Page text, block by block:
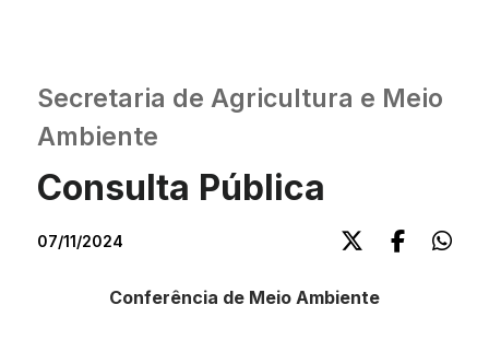
Secretaria de Agricultura e Meio
Ambiente
Consulta Pública
07/11/2024
Conferência de Meio Ambiente